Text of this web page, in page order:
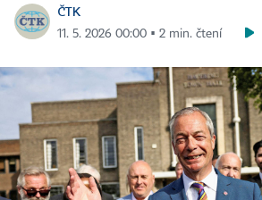
ČTK
11. 5. 2026 00:00 ▪ 2 min. čtení